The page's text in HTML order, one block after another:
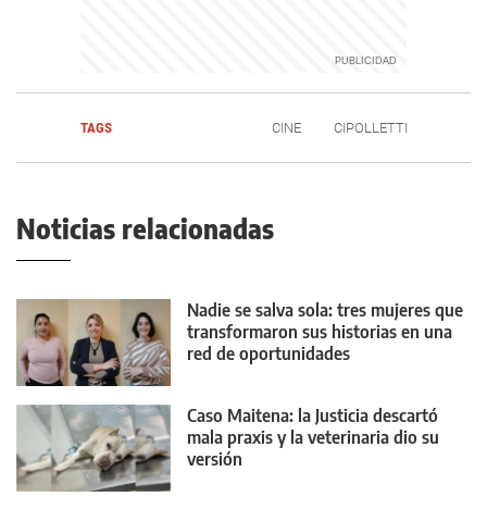
TAGS CINE CIPOLLETTI
Noticias relacionadas
Nadie se salva sola: tres mujeres que
transformaron sus historias en una
red de oportunidades
Caso Maitena: la Justicia descartó
mala praxis y la veterinaria dio su
versión